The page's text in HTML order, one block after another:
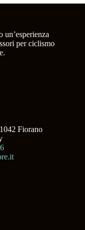
un’esperienza
per ciclismo
Fiorano